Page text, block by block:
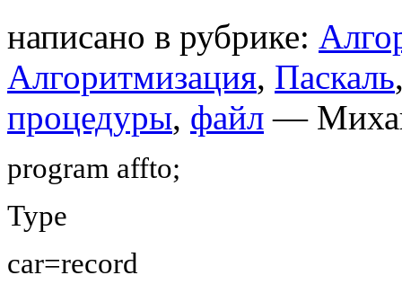
написано в рубрике:
Алгоритмизация, Паскаль
процедуры, файл —
program affto;
Type
car=record